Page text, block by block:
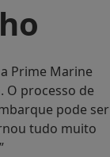
Prime Marine
O processo de
pode ser
tudo muito